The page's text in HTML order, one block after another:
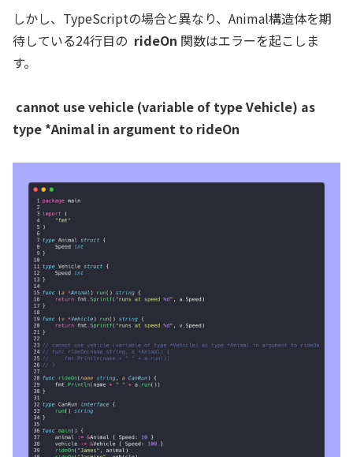
しかし、TypeScriptの場合と異なり、Animal構造体を期
待している24行目の rideOn 関数はエラーを起こしま
す。
cannot use vehicle (variable of typeVehicle) as
type *Animal in argument to rideOn